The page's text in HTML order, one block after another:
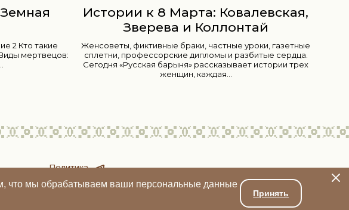
что мы обрабатываем ваши персональные данные
Принять
уроки, газетные
и разбитые сердца.
истории трех
Сто лет рождественской елки:
свечи, сласти и музыка
Сегодня расскажем о том, каким ветром в Россию занесло
нарядное рождественское дерево, что за подарки
получали русские царевны и царевичи,...
Политика